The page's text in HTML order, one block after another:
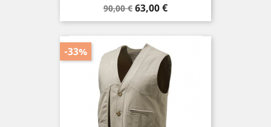
Precio
base
90,00 € Precio
63,00 €
-33%